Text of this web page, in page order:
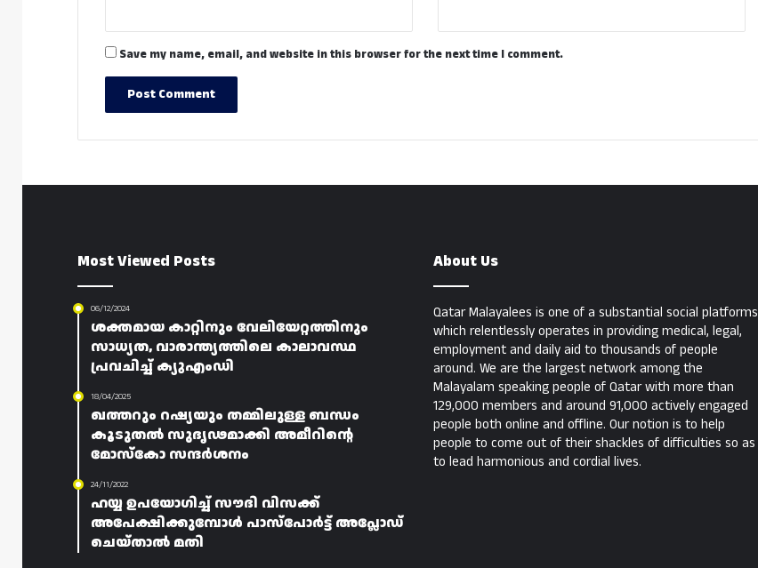
Save my name, email, and website in this browser for the next time I comment.
Most Viewed Posts
06/12/2024
ശക്തമായ കാറ്റിനും വേലിയേറ്റത്തിനും
സാധ്യത, വാരാന്ത്യത്തിലെ കാലാവസ്ഥ
പ്രവചിച്ച് ക്യുഎംഡി
18/04/2025
ഖത്തറും റഷ്യയും തമ്മിലുള്ള ബന്ധം
കൂടുതൽ സുദൃഢമാക്കി അമീറിന്റെ
മോസ്‌കോ സന്ദർശനം
24/11/2022
ഹയ്യ ഉപയോഗിച്ച് സൗദി വിസക്ക്
അപേക്ഷിക്കുമ്പോൾ പാസ്പോർട്ട് അപ്ലോഡ്
ചെയ്താൽ മതി
About Us
Qatar Malayalees is one of a substantial social platforms
which relentlessly operates in providing medical, legal,
employment and daily aid to thousands of people
around. We are the largest network among the
Malayalam speaking people of Qatar with more than
129,000 members and around 91,000 actively engaged
people both online and offline. Our notion is to help
people to come out of their shackles of difficulties so as
to lead harmonious and cordial lives.